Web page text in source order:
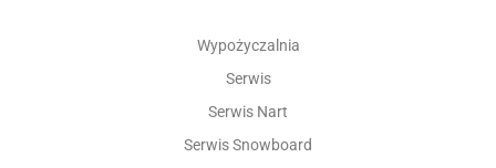
Wypożyczalnia
Serwis
Serwis Nart
Serwis Snowboard